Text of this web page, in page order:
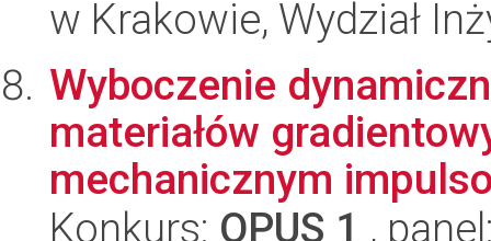
w Krakowie, Wydział
Wyboczenie
materiałów
mechanicznym
Konkurs: OPUS 1 ,